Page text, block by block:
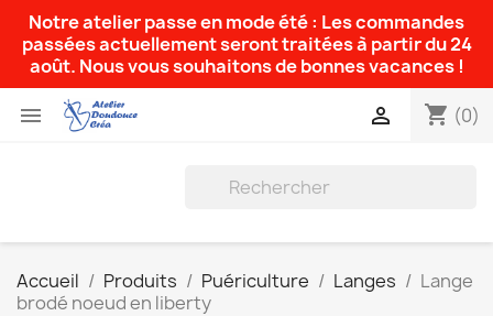
Notre atelier passe en mode été : Les commandes
passées actuellement seront traitées à partir du 24
août. Nous vous souhaitons de bonnes vacances !
 shopping_cart (0)

Accueil Produits Puériculture Langes
Lange
brodé noeud en liberty